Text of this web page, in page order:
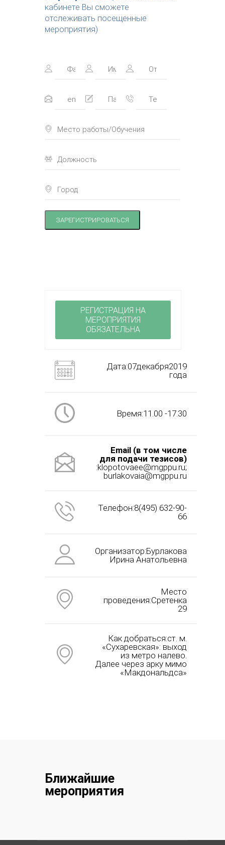
кабинете Вы сможете
отслеживать посещенные
мероприятия)
ЗАРЕГИСТРИРОВАТЬСЯ
РЕГИСТРАЦИЯ НА
МЕРОПРИЯТИЯ
ОБЯЗАТЕЛЬНА
Дата:07декабря2019
года
Время:11.00 -17.30
Email (в том числе
для подачи тезисов)
:klopotovaee@mgppu.ru;
burlakovaia@mgppu.ru
Телефон:8(495) 632-90-
66
Организатор:Бурлакова
Ирина Анатольевна
Место
проведения:Сретенка
29
Как добраться:ст. м.
«Сухаревская»: выход
из метро налево.
Далее через арку мимо
«Макдональдса»
Ближайшие
мероприятия